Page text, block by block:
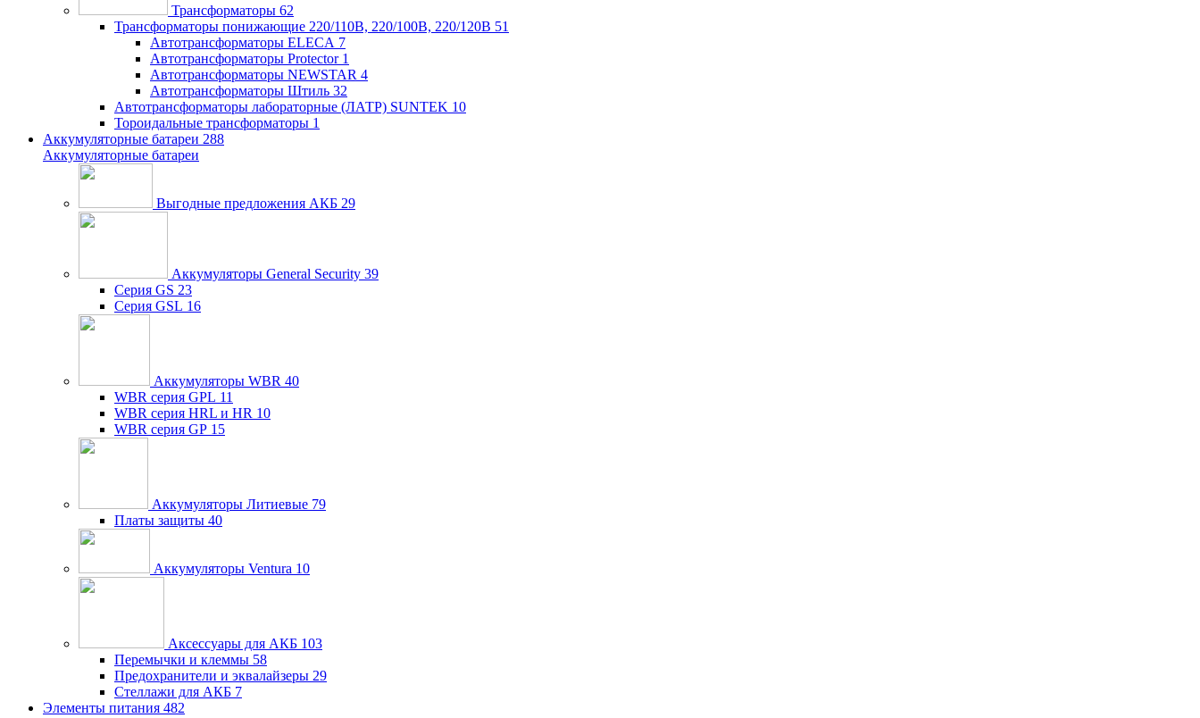
Трансформаторы 62
Трансформаторы понижающие 220/110В, 220/100В, 220/120В 51
Автотрансформаторы ELECA 7
Автотрансформаторы Protector 1
Автотрансформаторы NEWSTAR 4
Автотрансформаторы Штиль 32
Автотрансформаторы лабораторные (ЛАТР) SUNTEK 10
Тороидальные трансформаторы 1
Аккумуляторные батареи 288
Аккумуляторные батареи
Выгодные предложения АКБ 29
Аккумуляторы General Security 39
Серия GS 23
Серия GSL 16
Аккумуляторы WBR 40
WBR серия GPL 11
WBR серия HRL и HR 10
WBR серия GP 15
Аккумуляторы Литиевые 79
Платы защиты 40
Аккумуляторы Ventura 10
Аксессуары для АКБ 103
Перемычки и клеммы 58
Предохранители и эквалайзеры 29
Стеллажи для АКБ 7
Элементы питания 482